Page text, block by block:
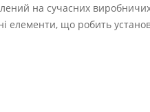
на сучасних виробничих
елементи, що робить